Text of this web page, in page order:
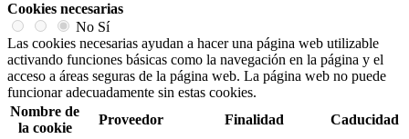
Cookies necesarias
No Sí
Las cookies necesarias ayudan a hacer una página web utilizable
activando funciones básicas como la navegación en la página y el
acceso a áreas seguras de la página web. La página web no puede
funcionar adecuadamente sin estas cookies.
Nombre de
la cookie
Proveedor Finalidad Caducidad